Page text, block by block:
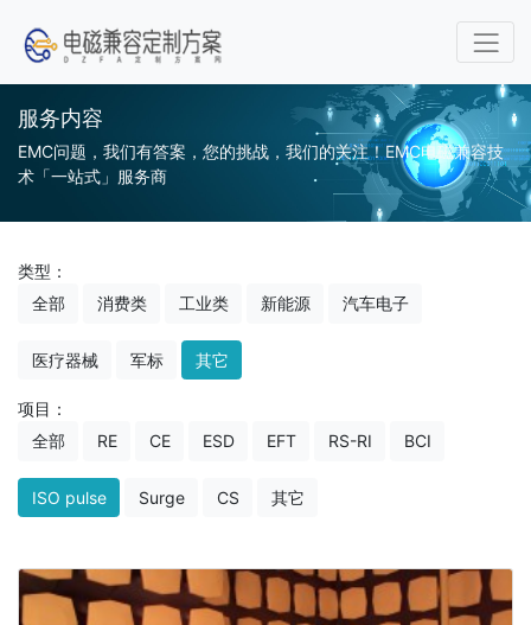
服务内容
EMC问题，我们有答案，您的挑战，我们的关注！EMC电磁兼容技
术「一站式」服务商
类型：
全部
消费类 工业类 新能源 汽车电子
医疗器械 军标 其它
项目：
全部
RE CE ESD EFT RS-RI BCI
ISO pulse Surge CS 其它